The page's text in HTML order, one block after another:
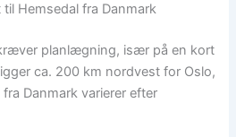
Hemsedal fra Danmark
planlægning, især på en kort
ca. 200 km nordvest for Oslo,
Danmark varierer efter